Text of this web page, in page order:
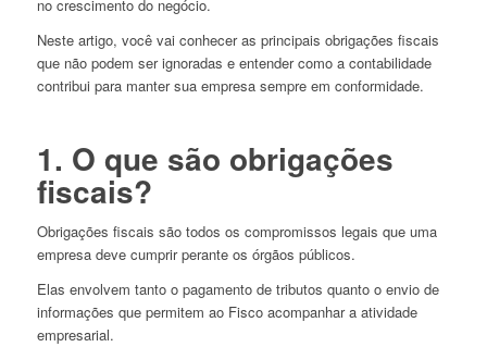
no crescimento do negócio.
Neste artigo, você vai conhecer as principais obrigações fiscais
que não podem ser ignoradas e entender como a contabilidade
contribui para manter sua empresa sempre em conformidade.
1. O que são obrigações
fiscais?
Obrigações fiscais são todos os compromissos legais que uma
empresa deve cumprir perante os órgãos públicos.
Elas envolvem tanto o pagamento de tributos quanto o envio de
informações que permitem ao Fisco acompanhar a atividade
empresarial.